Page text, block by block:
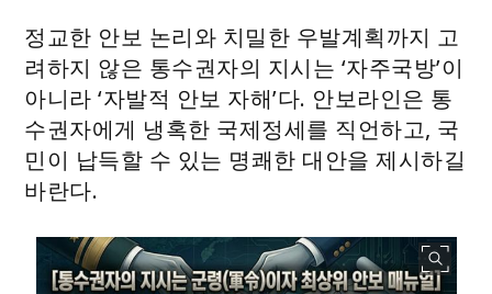
정교한 안보 논리와 치밀한 우발계획까지 고
려하지 않은 통수권자의 지시는 ‘자주국방’이
아니라 ‘자발적 안보 자해’다. 안보라인은 통
수권자에게 냉혹한 국제정세를 직언하고, 국
민이 납득할 수 있는 명쾌한 대안을 제시하길
바란다.